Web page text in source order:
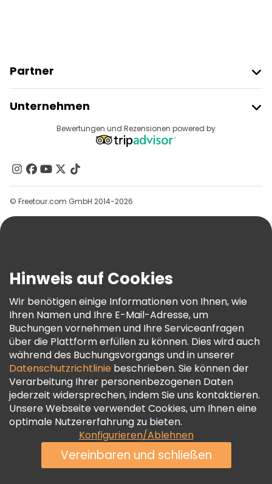
Partner
Anbieter-Anmeldung
Affiliate-Programm
Unternehmen
Reiseziele
Kontakt
Gruppen
Hilfe
AGB Und Rechtliches
Cookie-Richtlinie
Freetour Auszeichnungen
Treueprogramm
Bewertungen und Rezensionen powered by
© Freetour.com GmbH 2014-2026
Hinweis auf Cookies
Wir benötigen einige Informationen von Ihnen, wie
Ihren Namen und Ihre E-Mail-Adresse, um
Buchungen vornehmen und Ihre Serviceanfragen
über die Plattform erfüllen zu können. Dies wird auch
während des Buchungsvorgangs und in unserer
Datenschutzrichtlinie beschrieben. Sie können der
Verarbeitung Ihrer personenbezogenen Daten
jederzeit widersprechen, indem Sie uns kontaktieren.
Unsere Webseite verwendet Cookies, um Ihnen eine
optimale Nutzererfahrung zu bieten.
Konfigurieren/Ablehnen
Vereinbaren und schließen